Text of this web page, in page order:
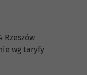
Rzeszów
wg taryfy